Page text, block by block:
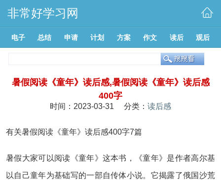
非常好学习网
电子 总结 申请 计划 方案 作文 读后 观后
暑假阅读《童年》读后感,暑假阅读《童年》读后感
400字
时间：2023-03-31 分类： 读后感
有关暑假阅读《童年》读后感400字7篇
暑假大家可以阅读《童年》这本书，《童年》是作者高尔基
以自己童年为基础写的一部自传体小说。它揭露了俄国沙荒